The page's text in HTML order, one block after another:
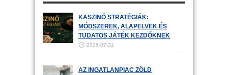
KASZINÓ STRATÉGIÁK:
MÓDSZEREK, ALAPELVEK ÉS
TUDATOS JÁTÉK KEZDŐKNEK
2026-07-31
AZ INGATLANPIAC ZÖLD